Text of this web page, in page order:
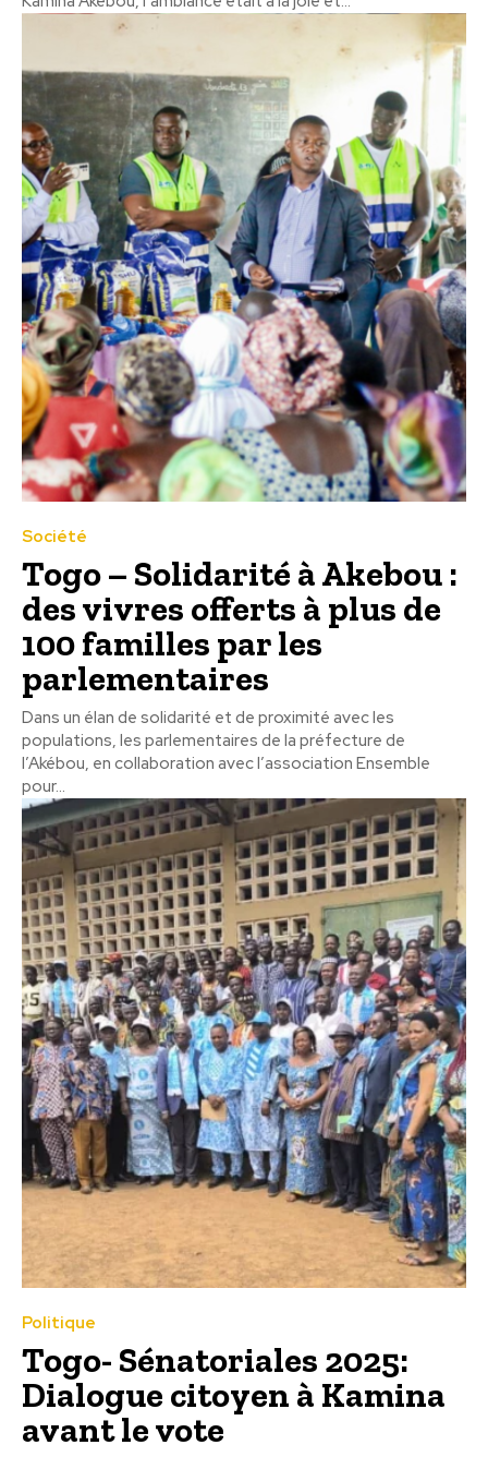
Société
Togo – Solidarité à Akebou :
des vivres offerts à plus de
100 familles par les
parlementaires
Dans un élan de solidarité et de proximité avec les
populations, les parlementaires de la préfecture de
l’Akébou, en collaboration avec l’association Ensemble
pour...
Politique
Togo- Sénatoriales 2025:
Dialogue citoyen à Kamina
avant le vote